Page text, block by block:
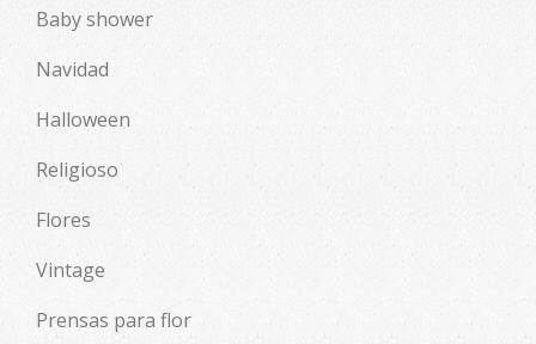
Baby shower
Navidad
Halloween
Religioso
Flores
Vintage
Prensas para flor